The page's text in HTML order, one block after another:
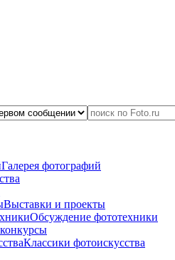
Галерея фотографий
Выставки и проекты
Обсуждение фототехники
Классики фотоискусства